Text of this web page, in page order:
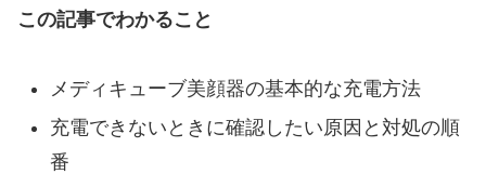
この記事でわかること
メディキューブ美顔器の基本的な充電方法
充電できないときに確認したい原因と対処の順
番